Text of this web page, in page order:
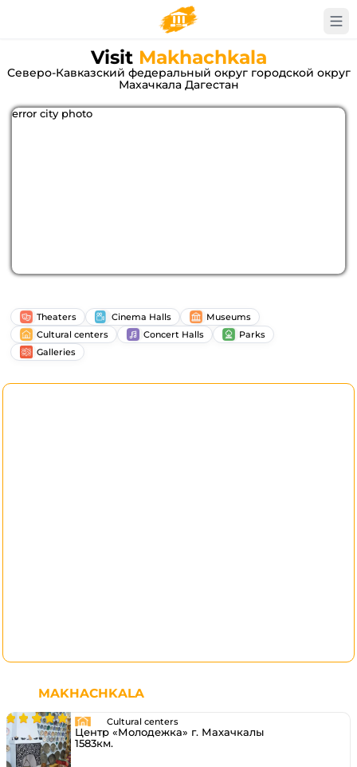
Visit Makhachkala
Северо-Кавказский федеральный округ городской округ
Махачкала Дагестан
error city photo
Theaters Cinema Halls
Museums
Cultural centers
Concert Halls
Parks
Galleries
MAKHACHKALA
Cultural centers
Центр «Молодежка» г. Махачкалы
1583км.